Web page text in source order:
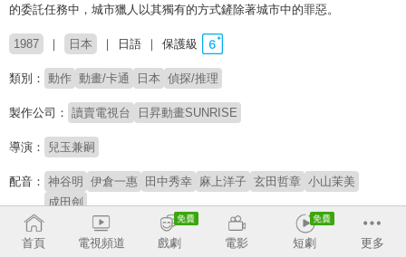
的委託任務中，城市獵人以其獨有的方式鏟除著城市中的罪惡。
1987 日本 日語 保護級
類別： 動作 動畫/卡通 日本 偵探/推理
製作公司： 讀賣電視台 日昇動畫SUNRISE
導演： 兒玉兼嗣
配音： 神谷明 伊倉一惠 田中秀幸 麻上洋子 玄田哲章 小山茉美
成田劍
原著： 北條司
首頁 電視頻道 戲劇 電影 短劇 更多